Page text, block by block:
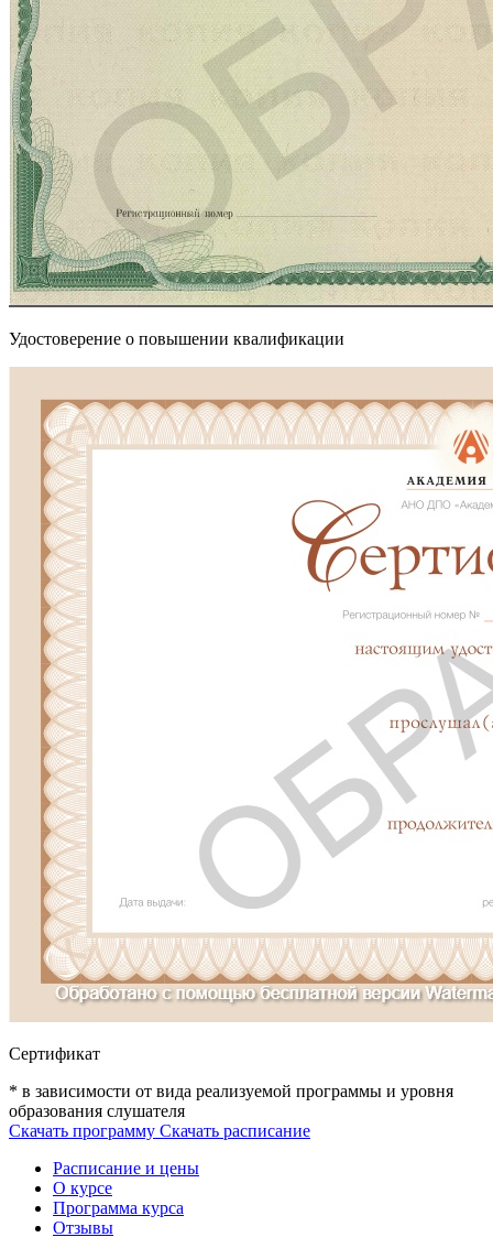
Удостоверение о повышении квалификации
Сертификат
* в зависимости от вида реализуемой программы и уровня
образования слушателя
Скачать программу Скачать расписание
Расписание и цены
О курсе
Программа курса
Отзывы